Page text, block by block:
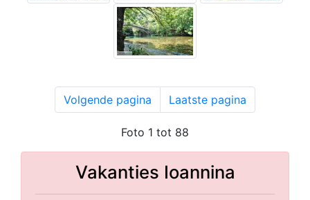
Volgende pagina Laatste pagina
Foto 1 tot 88
Vakanties Ioannina